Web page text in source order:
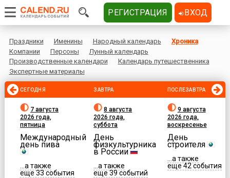
Праздники Именины Народный календарь
Хроника
Компании
Персоны
Лунный календарь
Производственные календари
Календарь путешественника
Экспертные материалы
СЕГОДНЯ
7 августа
2026 года,
пятница
Международный
день пива
...а также
еще 33 события
ЗАВТРА
8 августа
2026 года,
суббота
День
физкультурника
в России
...а также
еще 39 событий
ПОСЛЕЗАВТРА
9 августа
2026 года,
воскресенье
День
строителя
...а также
еще 42 события
РЕГИСТРАЦИЯ ВХОД